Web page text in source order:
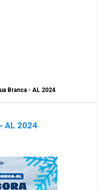
Branca - AL 2024
AL 2024